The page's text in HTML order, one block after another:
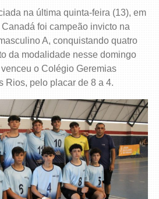
na última quinta-feira (13), em
foi campeão invicto na
A, conquistando quatro
da modalidade nesse domingo
o Colégio Geremias
Rios, pelo placar de 8 a 4.